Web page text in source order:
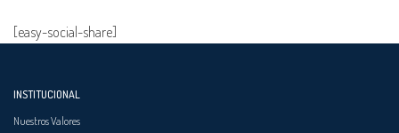
[easy-social-share]
INSTITUCIONAL
Nuestros Valores